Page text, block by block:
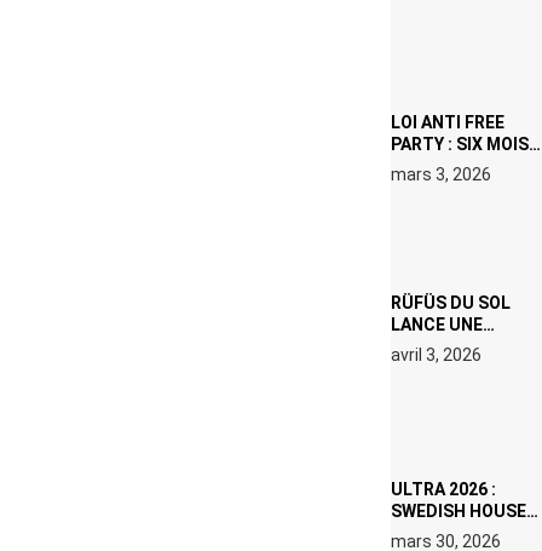
LOI ANTI FREE
PARTY : SIX MOIS
DE PRISON ET 5
000 € D’AMENDE
mars 3, 2026
RÜFÜS DU SOL
LANCE UNE
RÉSIDENCE DJ
SET DE QUATRE
avril 3, 2026
ULTRA 2026 :
SWEDISH HOUSE
MAFIA RETROUVE
mars 30, 2026